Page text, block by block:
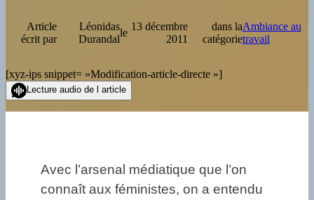
Article
écrit par
Léonidas
Durandal
le
13 décembre
2011
dans la
catégorie
Ambiance au
travail
[xyz-ips snippet= »Modification-article-directe »]
Lecture audio de l article
Avec l’arsenal médiatique que l’on
connaît aux féministes, on a entendu